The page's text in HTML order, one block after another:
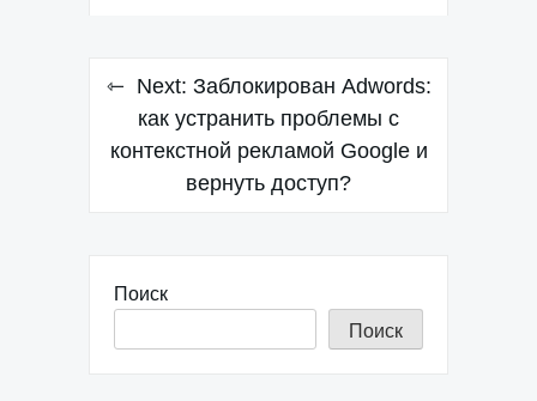
Навигация
записям
Next: Заблокирован Adwords:
как устранить проблемы с
контекстной рекламой Google и
вернуть доступ?
Поиск
Поиск